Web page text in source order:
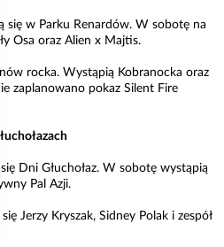
się w Parku Renardów. W sobotę na
Osa oraz Alien x Majtis.
rocka. Wystąpią Kobranocka oraz
zaplanowano pokaz Silent Fire
Dni Głuchołaz. W sobotę wystąpią
Pal Azji.
Jerzy Kryszak, Sidney Polak i zespół